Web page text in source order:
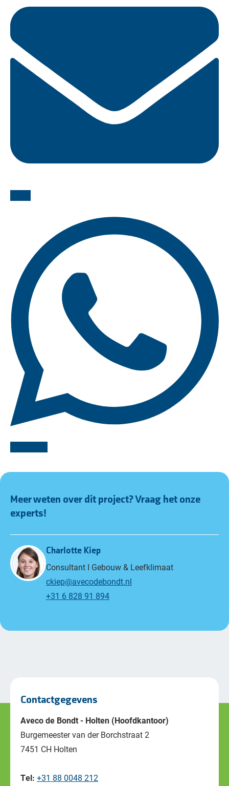
Meer weten over dit project? Vraag het onze
experts!
Charlotte Kiep
Consultant I Gebouw & Leefklimaat
ckiep@avecodebondt.nl
+31 6 828 91 894
Contactgegevens
Aveco de Bondt - Holten (Hoofdkantoor)
Burgemeester van der Borchstraat 2
7451 CH Holten
Tel: +31 88 0048 212